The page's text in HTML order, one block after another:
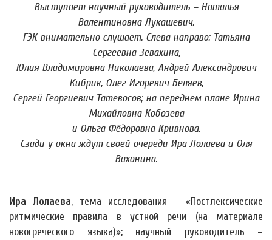
Выступает научный руководитель – Наталья
Валентиновна Лукашевич.
ГЭК внимательно слушает. Слева направо: Татьяна
Сергеевна Зевахина,
Юлия Владимировна Николаева, Андрей Александрович
Кибрик, Олег Игоревич Беляев,
Сергей Георгиевич Татевосов; на переднем плане Ирина
Михайловна Кобозева
и Ольга Фёдоровна Кривнова.
Сзади у окна ждут своей очереди Ира Лолаева и Оля
Вахонина.
Ира Лолаева, тема исследования – «Постлексические
ритмические правила в устной речи (на материале
новогреческого языка)»; научный руководитель –